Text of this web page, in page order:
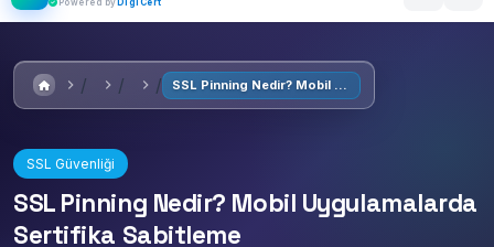
SSL Pinning Nedir? Mobil Uygulamalarda Sertifika Sabitleme
SSL Güvenliği
SSL Pinning Nedir? Mobil Uygulamalarda
Sertifika Sabitleme